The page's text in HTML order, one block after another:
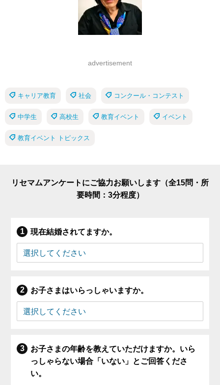
advertisement
キャリア教育 社会 コンクール・コンテスト
中学生 高校生 教育イベント イベント
教育イベント トピックス
リセマムアンケートにご協力お願いします（全15問・所
要時間：3分程度）
現在結婚されてますか。
お子さまはいらっしゃいますか。
お子さまの年齢を教えていただけますか。いら
っしゃらない場合「いない」とご回答くださ
い。